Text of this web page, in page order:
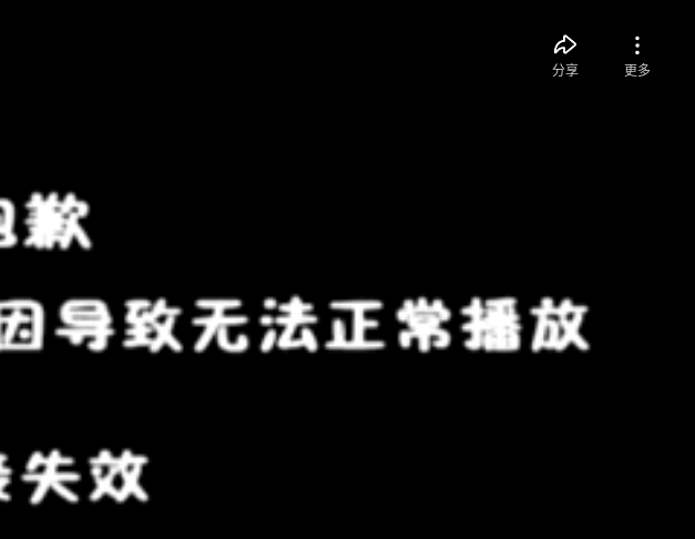
分享 更多